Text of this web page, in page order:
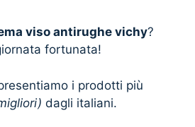
viso antirughe vichy?
fortunata!
i prodotti più
dagli italiani.